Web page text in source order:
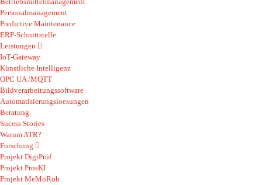
Personalmanagement
Predictive Maintenance
ERP-Schnittstelle
Leistungen
IoT-Gateway
Künstliche Intelligenz
OPC UA /MQTT
Bildverarbeitungssoftware
Automatisierungsloesungen
Beratung
Sucess Stories
Warum ATR?
Forschung
Projekt DigiPrüf
Projekt ProsKI
Projekt MeMoRob